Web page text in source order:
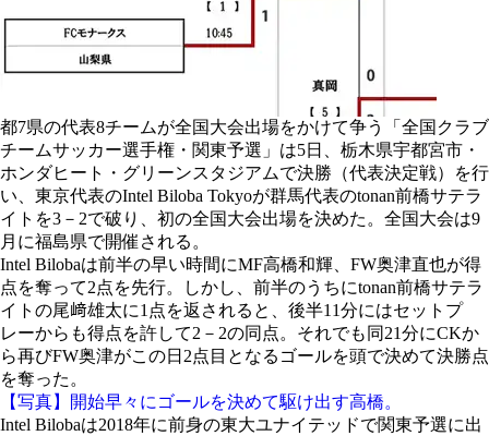
都7県の代表8チームが全国大会出場をかけて争う「全国クラブ
チームサッカー選手権・関東予選」は5日、栃木県宇都宮市・
ホンダヒート・グリーンスタジアムで決勝（代表決定戦）を行
い、東京代表のIntel Biloba Tokyoが群馬代表のtonan前橋サテラ
イトを3－2で破り、初の全国大会出場を決めた。全国大会は9
月に福島県で開催される。
Intel Bilobaは前半の早い時間にMF高橋和輝、FW奥津直也が得
点を奪って2点を先行。しかし、前半のうちにtonan前橋サテラ
イトの尾﨑雄太に1点を返されると、後半11分にはセットプ
レーからも得点を許して2－2の同点。それでも同21分にCKか
ら再びFW奥津がこの日2点目となるゴールを頭で決めて決勝点
を奪った。
【写真】開始早々にゴールを決めて駆け出す高橋。
Intel Bilobaは2018年に前身の東大ユナイテッドで関東予選に出